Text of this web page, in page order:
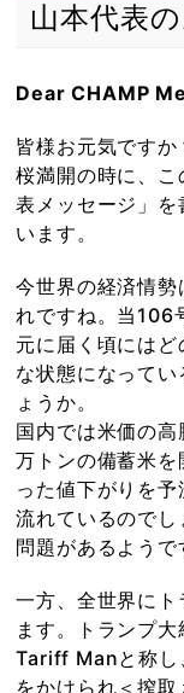
山本代表
Dear CHAMP
皆様お元気ですか
桜満開の時に、こ
表メッセージ」を
います。
今世界の経済情勢
れですね。当106
元に届く頃にはど
な状態になってい
ょうか。
国内では米価の
万トンの備蓄米
った値下がりを
流れているので
問題があるようで
一方、全世界に
ます。トランプ
Tariff Manと称し
をかけられ＜搾取